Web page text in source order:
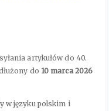
artykułów do 40.
do 10 marca 2026
w języku polskim i